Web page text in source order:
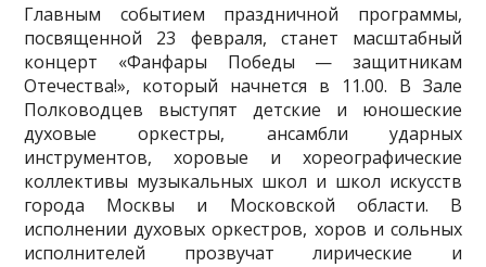
Главным событием праздничной программы,
посвященной 23 февраля, станет масштабный
концерт «Фанфары Победы — защитникам
Отечества!», который начнется в 11.00. В Зале
Полководцев выступят детские и юношеские
духовые оркестры, ансамбли ударных
инструментов, хоровые и хореографические
коллективы музыкальных школ и школ искусств
города Москвы и Московской области. В
исполнении духовых оркестров, хоров и сольных
исполнителей прозвучат лирические и